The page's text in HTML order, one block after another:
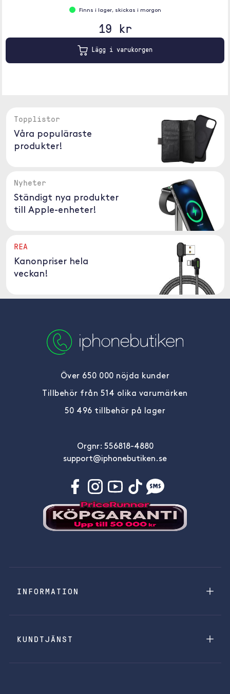
Finns i lager, skickas i morgon
19 kr
Lägg i varukorgen
Topplistor
Våra populäraste
produkter!
Nyheter
Ständigt nya produkter
till Apple-enheter!
REA
Kanonpriser hela
veckan!
Över 650 000 nöjda kunder
Tillbehör från 514 olika varumärken
50 496 tillbehör på lager
Orgnr: 556818-4880
support@iphonebutiken.se
INFORMATION
KUNDTJÄNST